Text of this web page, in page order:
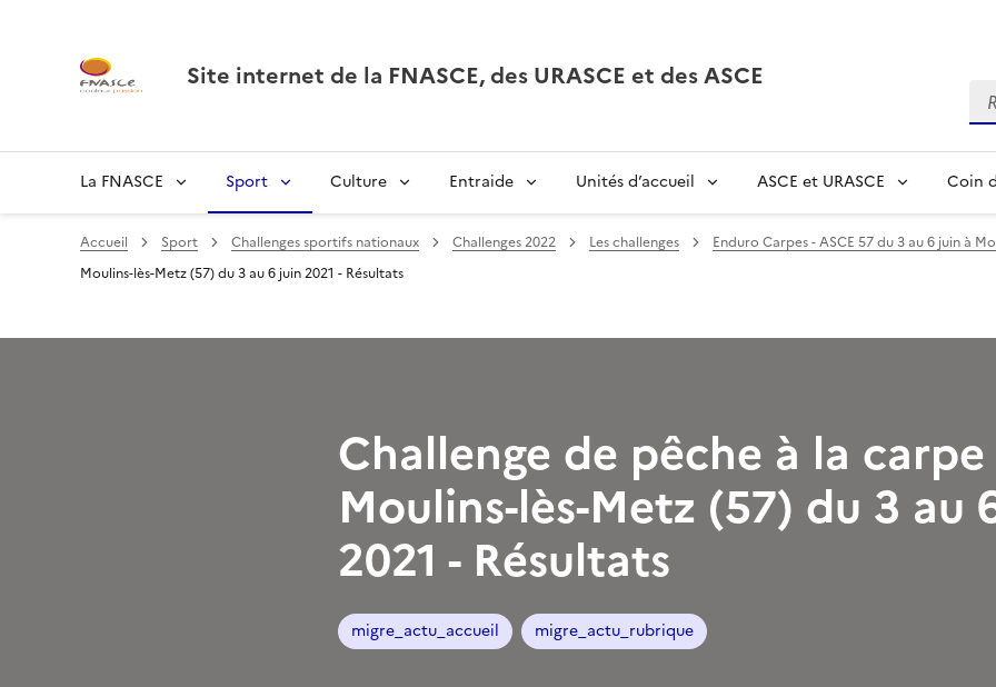
Site internet de la FNASCE, des URASCE et des ASCE
La FNASCE Sport Culture Entraide Unités d’accueil ASCE et URASCE Coin
Accueil Sport Challenges sportifs nationaux Challenges 2022 Les challenges
Enduro Carpes - ASCE 57 du 3 au 6 juin à
Moulins-lès-Metz (57) du 3 au 6 juin 2021 - Résultats
Challenge de pêche à la
Moulins-lès-Metz (57) du 3 au
2021 - Résultats
migre_actu_accueil migre_actu_rubrique